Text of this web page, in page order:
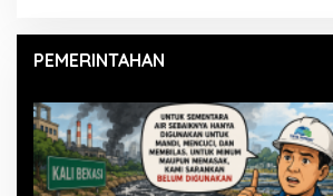
PEMERINTAHAN